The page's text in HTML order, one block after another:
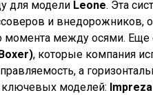
для модели Leone. Эта
и внедорожников,
момента между осями. Еще
, которые компания
а
ключевых моделей: Impreza